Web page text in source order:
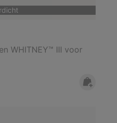
WHITNEY™ III voor